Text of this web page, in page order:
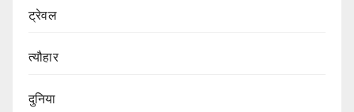
ट्रेवल
त्यौहार
दुनिया